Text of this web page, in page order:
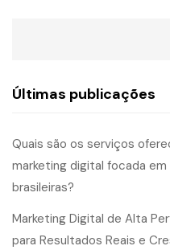
Últimas publicações
Quais são os serviços
marketing digital focada
brasileiras?
Marketing Digital de Alta
para Resultados Reais e